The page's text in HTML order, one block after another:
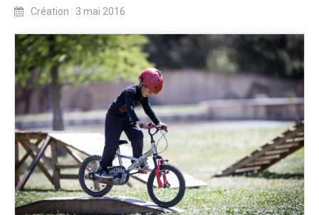
Partenaires 2025
Affiche 2025
Règlement 2025
Programme 2025
Plans des parcours 2025
Photos / Vidéos 2025
Archives Enduros
Edition 2024
Blog 2024
Création : 3 mai 2016